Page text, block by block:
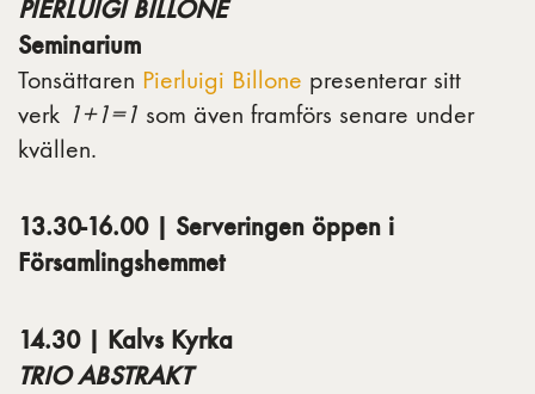
PIERLUIGI BILLONE
Seminarium
Tonsättaren Pierluigi Billone presenterar sitt
verk 1+1=1 som även framförs senare under
kvällen.
13.30-16.00 | Serveringen öppen i
Församlingshemmet
14.30 | Kalvs Kyrka
TRIO ABSTRAKT